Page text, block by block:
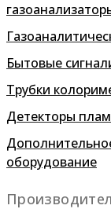
Бытовые
Трубки
Детекторы
оборудование